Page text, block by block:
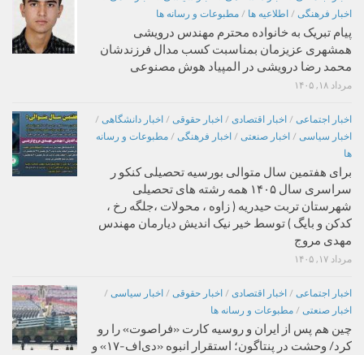
اخبار فرهنگی / اطلاعیه ها / مطبوعات و رسانه ها
پیام تبریک به خانواده محترم مهندس درویشی
همشهری عزیزمان بمناسبت کسب مدال فرزندشان
محمد رضا درویشی در المپیاد هوش مصنوعی
مرداد ۱۸, ۱۴۰۵
اخبار اجتماعی / اخبار اقتصادی / اخبار حقوقی / اخبار دانشگاهی /
اخبار سیاسی / اخبار صنعتی / اخبار فرهنگی / مطبوعات و رسانه
ها
برای هفتمین سال متوالی بورسیه تحصیلی کنکو ر
سراسری سال ۱۴۰۵ همه رشته های تحصیلی
شهرستان تربت حیدریه ( زاوه ، محولات ،جلگه رخ ،
کدکن و بایگ ) توسط خیر نیک اندیش دیارمان مهندس
مهدی مروج
مرداد ۱۷, ۱۴۰۵
اخبار اجتماعی / اخبار اقتصادی / اخبار حقوقی / اخبار سیاسی /
اخبار صنعتی / مطبوعات و رسانه ها
چین هم پس از ایران و روسیه کارت «فراصوت» را رو
کرد/ وحشت در پنتاگون؛ استقرار انبوه «دی‌اف‑۱۷» و